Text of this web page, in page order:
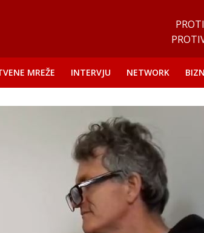
MREŽE INTERVJU NETWORK